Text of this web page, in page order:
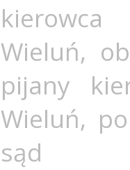
kierowca
Wieluń,
pijany
Wieluń,
sąd